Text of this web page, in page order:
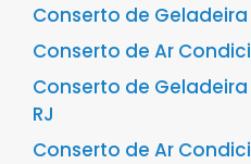
Conserto de
Conserto de Ar
Conserto de
RJ
Conserto de Ar